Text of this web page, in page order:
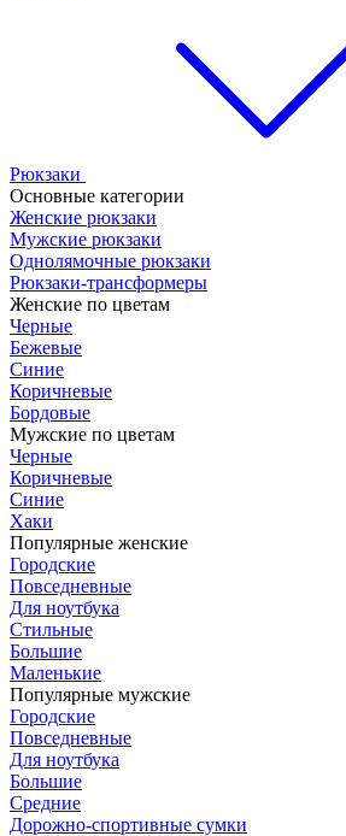
Рюкзаки
Основные категории
Женские рюкзаки
Мужские рюкзаки
Однолямочные рюкзаки
Рюкзаки-трансформеры
Женские по цветам
Черные
Бежевые
Синие
Коричневые
Бордовые
Мужские по цветам
Черные
Коричневые
Синие
Хаки
Популярные женские
Городские
Повседневные
Для ноутбука
Стильные
Большие
Маленькие
Популярные мужские
Городские
Повседневные
Для ноутбука
Большие
Средние
Дорожно-спортивные сумки